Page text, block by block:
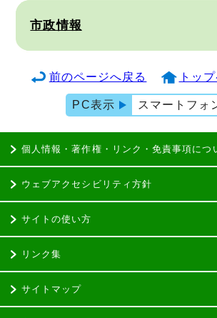
市政情報
前のページへ戻る トッ
PC表示 スマートフォ
個人情報・著作権・リンク・免責事項につ
ウェブアクセシビリティ方針
サイトの使い方
リンク集
サイトマップ